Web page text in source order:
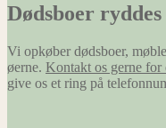
Dødsboer ryddes
Vi opkøber dødsboer,
øerne. Kontakt os gerne
give os et ring på